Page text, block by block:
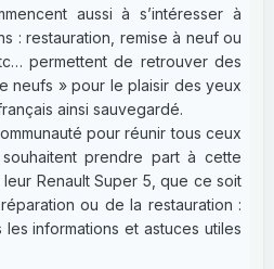
aussi à s’intéresser à
: restauration, remise à neuf ou
permettent de retrouver des
neufs » pour le plaisir des yeux
ainsi sauvegardé.
pour réunir tous ceux
prendre part à cette
Renault Super 5, que ce soit
ou de la restauration :
informations et astuces utiles